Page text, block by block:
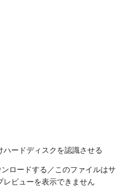
ードディスクを認識させる
ロードする／このファイルはサ
レビューを表示できません